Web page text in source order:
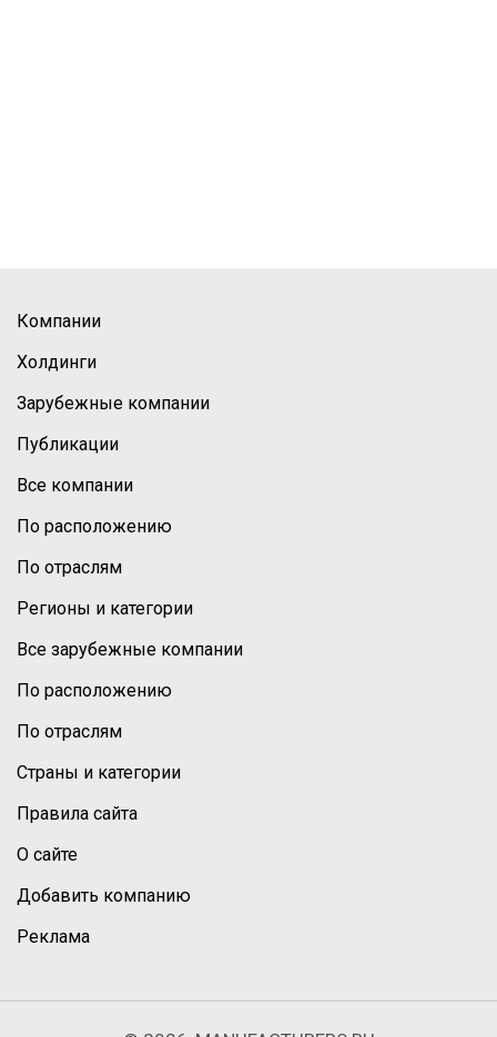
Компании
Холдинги
Зарубежные компании
Публикации
Все компании
По расположению
По отраслям
Регионы и категории
Все зарубежные компании
По расположению
По отраслям
Страны и категории
Правила сайта
О сайте
Добавить компанию
Реклама